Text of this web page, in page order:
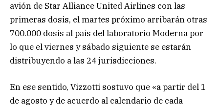
avión de Star Alliance United Airlines con las
primeras dosis, el martes próximo arribarán otras
700.000 dosis al país del laboratorio Moderna por
lo que el viernes y sábado siguiente se estarán
distribuyendo a las 24 jurisdicciones.
En ese sentido, Vizzotti sostuvo que «a partir del 1
de agosto y de acuerdo al calendario de cada